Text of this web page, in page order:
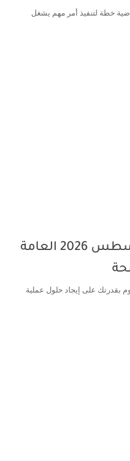
خطة لتنفيذ أمر مهم يشغل
أبراج اليوم السبت 1أغسطس 2026 العامة
بقدرتك على إيجاد حلول عملية